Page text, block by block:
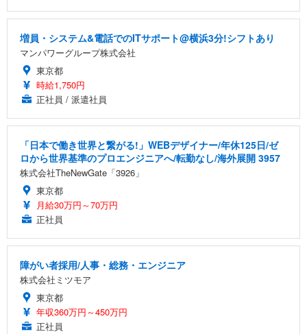
増員・システム&電話でのITサポート@横浜3分!シフトあり
マンパワーグループ株式会社
東京都
時給1,750円
正社員 / 派遣社員
「日本で働き世界と繋がる!」WEBデザイナー/年休125日/ゼ
ロから世界基準のプロエンジニアへ/転勤なし/海外展開 3957
株式会社TheNewGate「3926」
東京都
月給30万円～70万円
正社員
障がい者採用/人事・総務・エンジニア
株式会社ミツモア
東京都
年収360万円～450万円
正社員